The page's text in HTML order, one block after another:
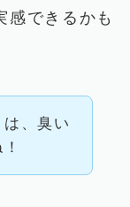
感できるかも
、臭い